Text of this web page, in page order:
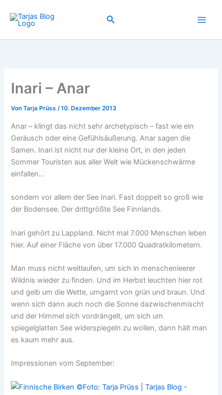
Inhalt
springen
Suchen
Inari – Anar
VonTarja Prüss/10. Dezember 2013
Anar – klingt das nicht sehr archetypisch – fast wie ein
Geräusch oder eine Gefühlsäußerung. Anar sagen die
Samen. Inari ist nicht nur der kleine Ort, in den jeden
Sommer Touristen aus aller Welt wie Mückenschwärme
einfallen…
sondern vor allem der See Inari. Fast doppelt so groß wie
der Bodensee. Der drittgrößte See Finnlands.
Inari gehört zu Lappland. Nicht mal 7.000 Menschen leben
hier. Auf einer Fläche von über 17.000 Quadratkilometern.
Man muss nicht weitlaufen, um sich in menschenleerer
Wildnis wieder zu finden. Und im Herbst leuchten hier rot
und gelb um die Wette, umgarnt von grün und braun. Und
wenn sich dann auch noch die Sonne dazwischenmischt
und der Himmel sich vordrängelt, um sich um
spiegelglatten See widerspiegeln zu wollen, dann hält man
es kaum mehr aus.
Impressionen vom September: